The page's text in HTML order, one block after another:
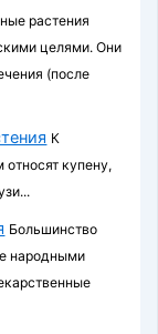
растения
целями. Они
(после
К
купену,
Большинство
народными